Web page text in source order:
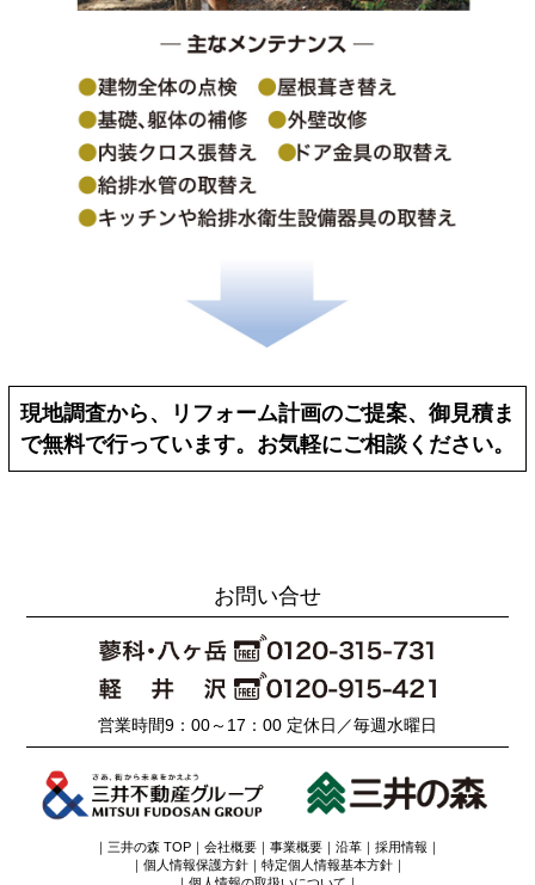
現地調査から、リフォーム計画のご提案、御見積ま
で無料で行っています。お気軽にご相談ください。
お問い合せ
営業時間9：00～17：00 定休日／毎週水曜日
三井の森 TOP 会社概要 事業概要 沿革 採用情報
個人情報保護方針｜ 特定個人情報基本方針｜